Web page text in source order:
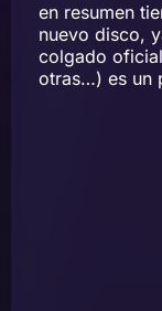
en resumen
nuevo disco,
colgado
otras…) es un